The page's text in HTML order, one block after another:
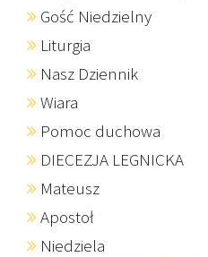
Gość Niedzielny
Liturgia
Nasz Dziennik
Wiara
Pomoc duchowa
DIECEZJA LEGNICKA
Mateusz
Apostoł
Niedziela